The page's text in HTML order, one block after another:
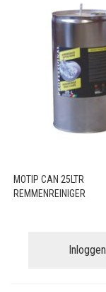
MOTIP CAN 25LTR
REMMENREINIGER
Inloggen